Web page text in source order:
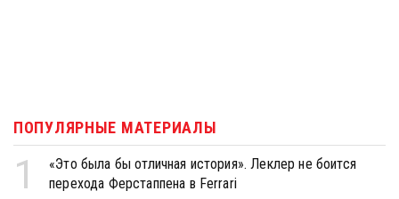
ПОПУЛЯРНЫЕ МАТЕРИАЛЫ
1
«Это была бы отличная история». Леклер не боится
перехода Ферстаппена в Ferrari